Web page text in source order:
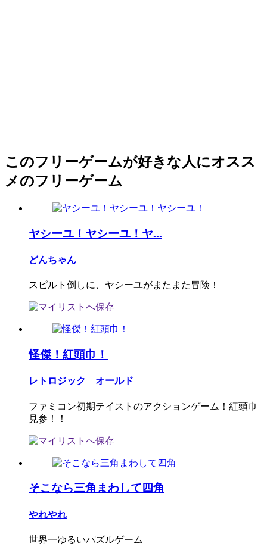
このフリーゲームが好きな人にオスス
メのフリーゲーム
ヤシーユ！ヤシーユ！ヤ...
どんちゃん
スピルト倒しに、ヤシーユがまたまた冒険！
怪傑！紅頭巾！
レトロジック オールド
ファミコン初期テイストのアクションゲーム！紅頭巾
見参！！
そこなら三角まわして四角
やれやれ
世界一ゆるいパズルゲーム